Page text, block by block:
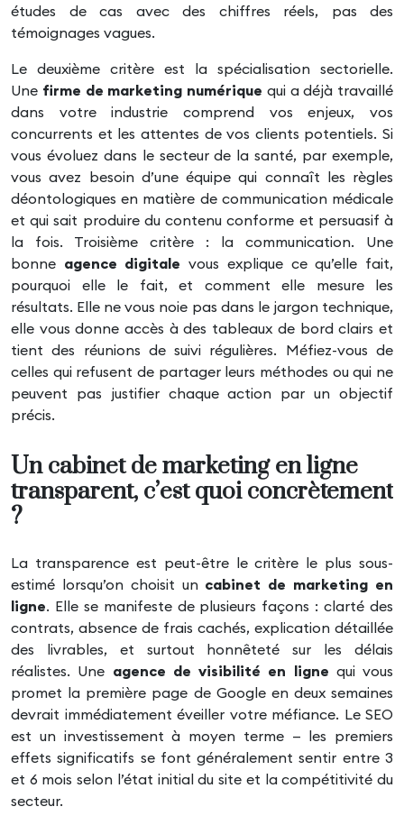
études de cas avec des chiffres réels, pas des
témoignages vagues.
Le deuxième critère est la spécialisation sectorielle.
Une firme de marketing numérique qui a déjà travaillé
dans votre industrie comprend vos enjeux, vos
concurrents et les attentes de vos clients potentiels. Si
vous évoluez dans le secteur de la santé, par exemple,
vous avez besoin d’une équipe qui connaît les règles
déontologiques en matière de communication médicale
et qui sait produire du contenu conforme et persuasif à
la fois. Troisième critère : la communication. Une
bonne agence digitale vous explique ce qu’elle fait,
pourquoi elle le fait, et comment elle mesure les
résultats. Elle ne vous noie pas dans le jargon technique,
elle vous donne accès à des tableaux de bord clairs et
tient des réunions de suivi régulières. Méfiez-vous de
celles qui refusent de partager leurs méthodes ou qui ne
peuvent pas justifier chaque action par un objectif
précis.
Un cabinet de marketing en ligne
transparent, c’est quoi concrètement
?
La transparence est peut-être le critère le plus sous-
estimé lorsqu’on choisit un cabinet de marketing en
ligne. Elle se manifeste de plusieurs façons : clarté des
contrats, absence de frais cachés, explication détaillée
des livrables, et surtout honnêteté sur les délais
réalistes. Une agence de visibilité en ligne qui vous
promet la première page de Google en deux semaines
devrait immédiatement éveiller votre méfiance. Le SEO
est un investissement à moyen terme — les premiers
effets significatifs se font généralement sentir entre 3
et 6 mois selon l’état initial du site et la compétitivité du
secteur.